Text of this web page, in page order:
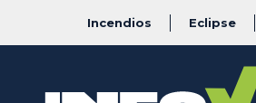
Incendios Eclipse